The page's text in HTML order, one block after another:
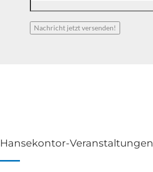
Hansekontor-Veranstaltungen